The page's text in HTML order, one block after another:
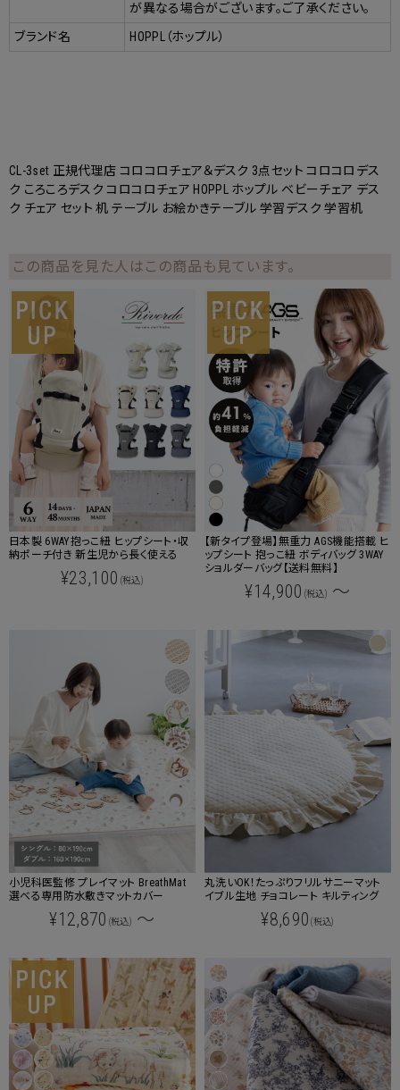
が異なる場合がございます。ご了承ください。
ブランド名
HOPPL（ホップル）
CL-3set 正規代理店 コロコロチェア＆デスク 3点セット コロコロデス
ク ころころデスク コロコロチェア HOPPL ホップル ベビーチェア デス
ク チェア セット 机 テーブル お絵かきテーブル 学習デスク 学習机
この商品を見た人はこの商品も見ています。
日本製 6WAY抱っこ紐 ヒップシート・収
納ポーチ付き 新生児から長く使える
¥23,100 (税込)
【新タイプ登場】無重力 AGS機能搭載 ヒ
ップシート 抱っこ紐 ボディバッグ 3WAY
ショルダーバッグ【送料無料】
¥14,900 (税込) ～
小児科医監修 プレイマット BreathMat
選べる専用防水敷きマットカバー
¥12,870 (税込) ～
丸洗いOK！たっぷりフリルサニーマット
イブル生地 チョコレート キルティング
¥8,690 (税込)